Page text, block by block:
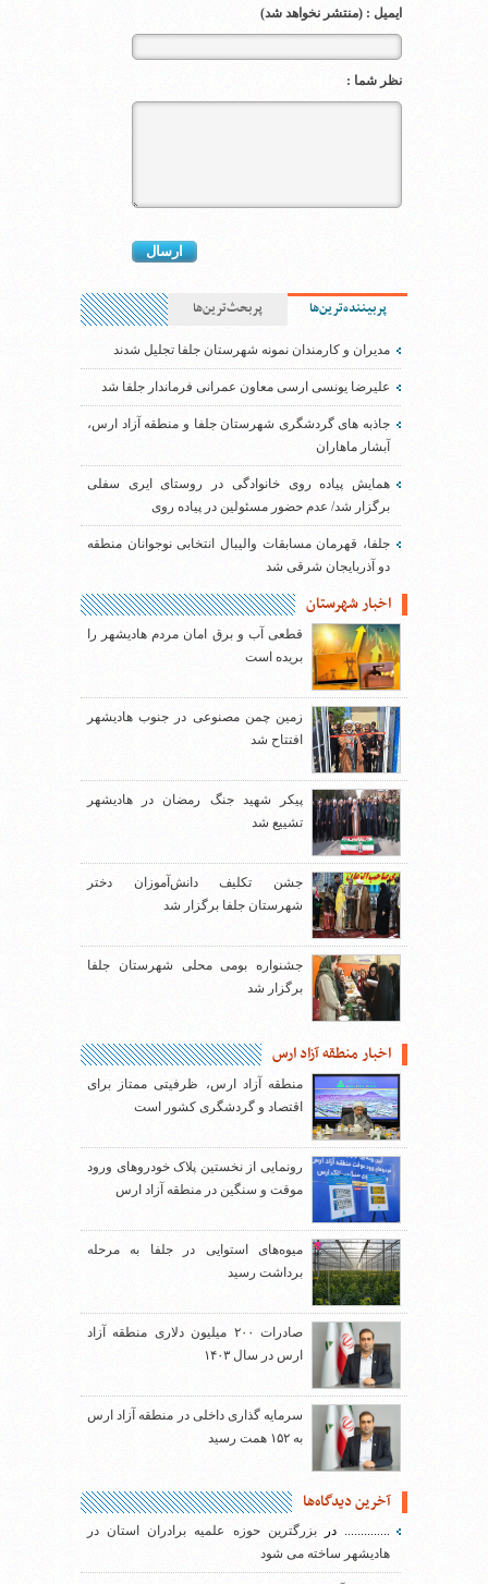
ایمیل : (منتشر نخواهد شد)
نظر شما :
پربیننده‌ترین‌ها پربحث‌ترین‌ها
مدیران و کارمندان نمونه شهرستان جلفا تجلیل شدند
علیرضا یونسی ارسی معاون عمرانی فرماندار جلفا شد
جاذبه های گردشگری شهرستان جلفا و منطقه آزاد ارس،
آبشار ماهاران
همایش پیاده روی خانوادگی در روستای ایری سفلی
برگزار شد/ عدم حضور مسئولین در پیاده روی
جلفا، قهرمان مسابقات والیبال انتخابی نوجوانان منطقه
دو آذربایجان شرقی شد
اخبار شهرستان
قطعی آب و برق امان مردم هادیشهر را
بریده است
زمین چمن مصنوعی در جنوب هادیشهر
افتتاح شد
پیکر شهید جنگ رمضان در هادیشهر
تشییع شد
جشن تکلیف دانش‌آموزان دختر
شهرستان جلفا برگزار شد
جشنواره بومی محلی شهرستان جلفا
برگزار شد
اخبار منطقه آزاد ارس
منطقه آزاد ارس، ظرفیتی ممتاز برای
اقتصاد و گردشگری کشور است
رونمایی از نخستین پلاک خودروهای ورود
موقت و سنگین در منطقه آزاد ارس
میوه‌های استوایی در جلفا به مرحله
برداشت رسید
صادرات ۲۰۰ میلیون دلاری منطقه آزاد
ارس در سال ۱۴۰۳
سرمایه گذاری داخلی در منطقه آزاد ارس
به ۱۵۲ همت رسید
آخرین دیدگاه‌ها
..............دربزرگترین حوزه علمیه برادران استان در
هادیشهر ساخته می شود